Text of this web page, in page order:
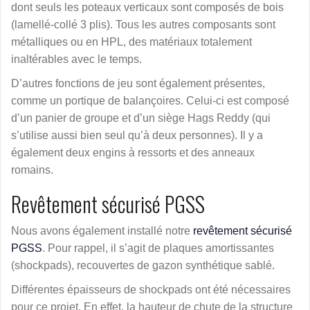
dont seuls les poteaux verticaux sont composés de bois
(lamellé-collé 3 plis). Tous les autres composants sont
métalliques ou en HPL, des matériaux totalement
inaltérables avec le temps.
D’autres fonctions de jeu sont également présentes,
comme un portique de balançoires. Celui-ci est composé
d’un panier de groupe et d’un siège Hags Reddy (qui
s’utilise aussi bien seul qu’à deux personnes). Il y a
également deux engins à ressorts et des anneaux
romains.
Revêtement sécurisé PGSS
Nous avons également installé notre revêtement sécurisé
PGSS. Pour rappel, il s’agit de plaques amortissantes
(shockpads), recouvertes de gazon synthétique sablé.
Différentes épaisseurs de shockpads ont été nécessaires
pour ce projet. En effet, la hauteur de chute de la structure